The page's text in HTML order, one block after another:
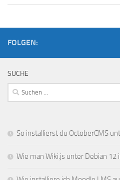
FOLGEN:
SUCHE
Suchen
nach:
So installierst du OctoberCMS
Wie man Wiki.js unter Debian 12